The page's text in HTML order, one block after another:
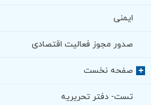
ایمنی
صدور مجوز فعالیت اقتصادی
+ صفحه نخست
تست- دفتر تحریریه